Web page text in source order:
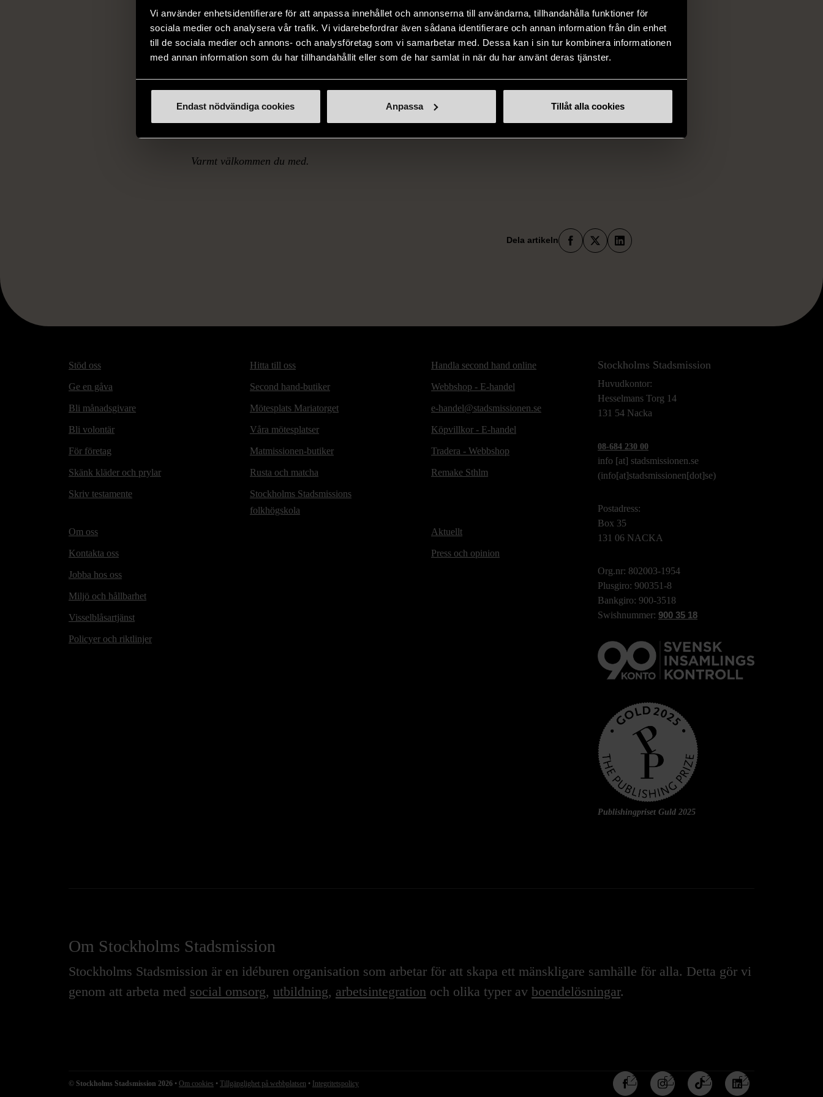
Vi använder enhetsidentifierare för att anpassa innehållet och annonserna till användarna, tillhandahålla funktioner för
sociala medier och analysera vår trafik. Vi vidarebefordrar även sådana identifierare och annan information från din enhet
till de sociala medier och annons- och analysföretag som vi samarbetar med. Dessa kan i sin tur kombinera informationen
med annan information som du har tillhandahållit eller som de har samlat in när du har använt deras tjänster.
Endast nödvändiga cookies Anpassa Tillåt alla cookies
Söndagsandrum är en öppen samling där alla är välkomna att dela en lugn stund tillsammans, följt
av frukost i gemenskap. Andrummet inleds med ett varmt välkomnande och ger därefter tid för
kontemplation, bön och reflektion. Samlingen avslutas med musik och sång.
Efter andrummet äter vi gemensam frukost. Varje vecka finns möjlighet för en deltagare eller gäst
att dela med sig av en text, sång, dikt eller tanke med gruppen.
Varmt välkommen du med.
Dela artikeln Facebook
X LinkedIn
Stöd oss
Ge en gåva
Bli månadsgivare
Bli volontär
För företag
Skänk kläder och prylar
Skriv testamente
Hitta till oss
Second hand-butiker
Mötesplats Mariatorget
Våra mötesplatser
Matmissionen-butiker
Rusta och matcha
Stockholms Stadsmissions
folkhögskola
Handla second hand online
Webbshop - E-handel
e-handel@stadsmissionen.se
Köpvillkor - E-handel
Tradera - Webbshop
Remake Sthlm
Om oss
Kontakta oss
Jobba hos oss
Miljö och hållbarhet
Visselblåsartjänst
Policyer och riktlinjer
Aktuellt
Press och opinion
Stockholms Stadsmission
Huvudkontor:
Hesselmans Torg 14
131 54 Nacka
08-684 230 00
info [at] stadsmissionen.se
(info[at]stadsmissionen[dot]se)
Postadress:
Box 35
131 06 NACKA
Org.nr: 802003-1954
Plusgiro: 900351-8
Bankgiro: 900-3518
Swishnummer: 900 35 18
Publishingpriset Guld 2025
Om Stockholms Stadsmission
Stockholms Stadsmission är en idéburen organisation som arbetar för att skapa ett mänskligare samhälle för alla. Detta gör vi
genom att arbeta med social omsorg, utbildning, arbetsintegration och olika typer av boendelösningar.
© Stockholms Stadsmission 2026 • Om cookies • Tillgänglighet på webbplatsen • Integritetspolicy
Följ
Följ
Följ
Följ